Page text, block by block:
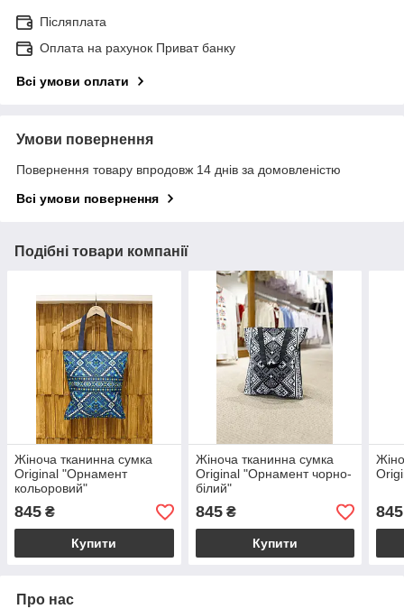
Післяплата
Оплата на рахунок Приват банку
Всі умови оплати
Умови повернення
Повернення товару впродовж 14 днів за домовленістю
Всі умови повернення
Подібні товари компанії
Жіноча тканинна сумка
Original "Орнамент
кольоровий"
845 ₴
Купити
Жіноча тканинна сумка
Original "Орнамент чорно-
білий"
845₴
Купити
845
Про нас